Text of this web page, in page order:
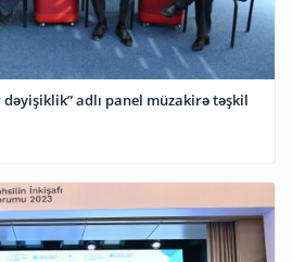
adlı panel müzakirə təşkil